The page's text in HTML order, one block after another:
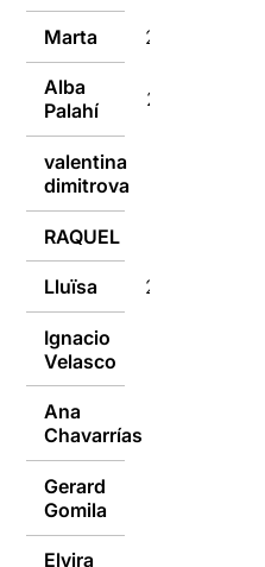
Marta 22/12/2016
Alba
Palahí
22/12/2016
valentina
dimitrova
RAQUEL
Lluïsa 21/12/2016
Ignacio
Velasco
Ana
Chavarrías
Gerard
Gomila
Elvira